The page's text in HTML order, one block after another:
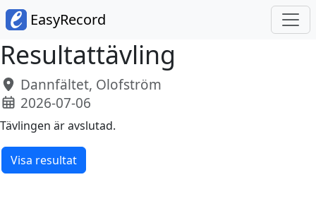
EasyRecord
Resultattävling
Dannfältet, Olofström
2026-07-06
Tävlingen är avslutad.
Visa resultat